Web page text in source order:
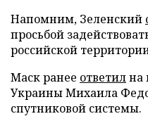
Напомним, Зеленский
просьбой
российской
Маск ранее ответилна
Украины Михаила
спутниковой системы.